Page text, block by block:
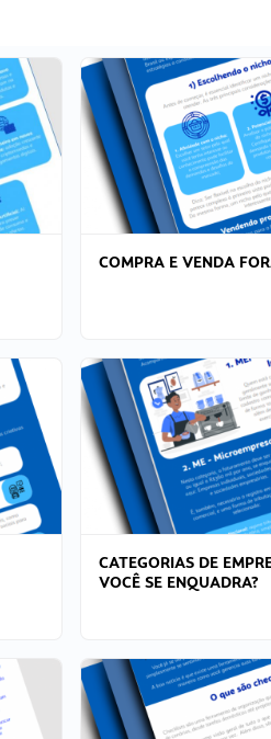
COMPRA E VENDA
CATEGORIAS DE
VOCÊ SE ENQUADRA?